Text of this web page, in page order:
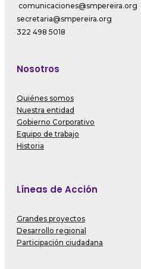
comunicaciones@smpereira.org
secretaria@smpereira.org
322 498 5018
Nosotros
Quiénes somos
Nuestra entidad
Gobierno Corporativo
Equipo de trabajo
Historia
Líneas de Acción
Grandes proyectos
Desarrollo regional
Participación ciudadana